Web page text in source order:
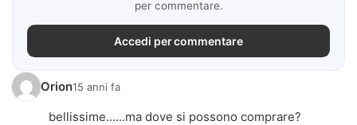
per commentare.
Accedi per commentare
Orion15 anni fa
bellissime......ma dove si possono comprare?